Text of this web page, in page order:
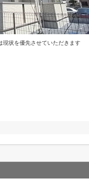
状を優先させていただきます